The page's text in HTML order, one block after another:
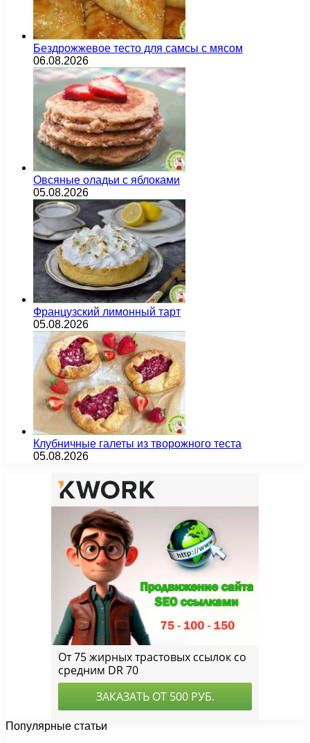
Бездрожжевое тесто для самсы с мясом
06.08.2026
Овсяные оладьи с яблоками
05.08.2026
Французский лимонный тарт
05.08.2026
Клубничные галеты из творожного теста
05.08.2026
Популярные статьи